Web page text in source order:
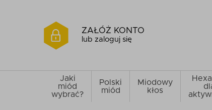
ZAŁÓŻ KONTO
lub zaloguj się
Jaki
miód
wybrać?
Polski
miód
Miodowy
kłos